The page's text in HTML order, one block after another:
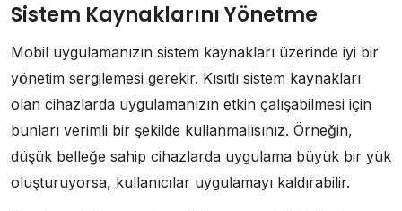
Sistem Kaynaklarını Yönetme
Mobil uygulamanızın sistem kaynakları üzerinde iyi bir
yönetim sergilemesi gerekir. Kısıtlı sistem kaynakları
olan cihazlarda uygulamanızın etkin çalışabilmesi için
bunları verimli bir şekilde kullanmalısınız. Örneğin,
düşük belleğe sahip cihazlarda uygulama büyük bir yük
oluşturuyorsa, kullanıcılar uygulamayı kaldırabilir.